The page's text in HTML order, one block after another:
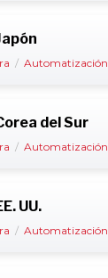
/ Automatización
del Sur
/ Automatización
UU.
/ Automatización